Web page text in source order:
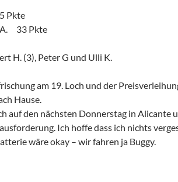
Pkte
33 Pkte
H. (3), Peter G und Ulli K.
am 19. Loch und der
Hause.
auf den nächsten Donnerstag in Alicante
Ich hoffe dass ich nichts
wäre okay – wir fahren ja Buggy.